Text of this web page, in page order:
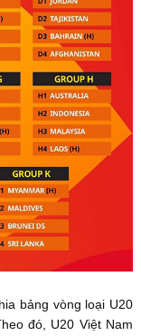
bảng vòng loại U20
đó, U20 Việt Nam